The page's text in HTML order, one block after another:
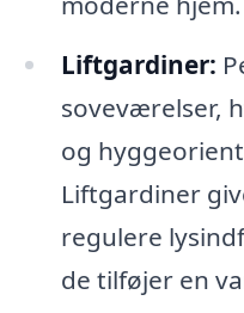
Liftgardiner:
soveværelser,
og
Liftgardiner
regulere
de tilføjer en